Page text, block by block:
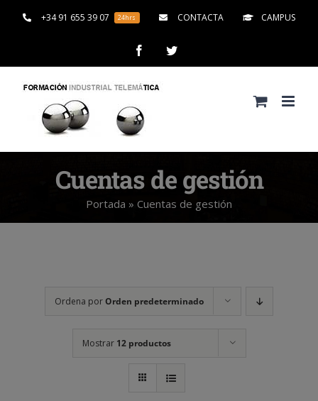
+34 91 655 39 07 24hrs CONTACTA CAMPUS
FacebookTwitter
Cuentas de gestión
Portada » Cuentas de gestión
Ordena porOrden predeterminado
Mostrar 12 productos